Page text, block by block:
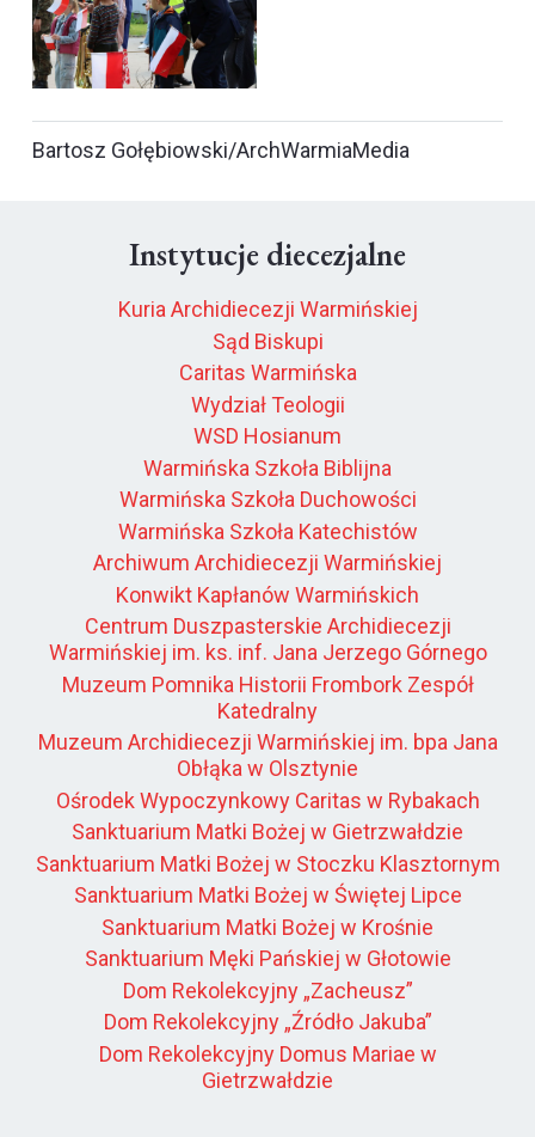
Bartosz Gołębiowski/ArchWarmiaMedia
Instytucje diecezjalne
Kuria Archidiecezji Warmińskiej
Sąd Biskupi
Caritas Warmińska
Wydział Teologii
WSD Hosianum
Warmińska Szkoła Biblijna
Warmińska Szkoła Duchowości
Warmińska Szkoła Katechistów
Archiwum Archidiecezji Warmińskiej
Konwikt Kapłanów Warmińskich
Centrum Duszpasterskie Archidiecezji
Warmińskiej im. ks. inf. Jana Jerzego Górnego
Muzeum Pomnika Historii Frombork Zespół
Katedralny
Muzeum Archidiecezji Warmińskiej im. bpa Jana
Obłąka w Olsztynie
Ośrodek Wypoczynkowy Caritas w Rybakach
Sanktuarium Matki Bożej w Gietrzwałdzie
Sanktuarium Matki Bożej w Stoczku Klasztornym
Sanktuarium Matki Bożej w Świętej Lipce
Sanktuarium Matki Bożej w Krośnie
Sanktuarium Męki Pańskiej w Głotowie
Dom Rekolekcyjny „Zacheusz”
Dom Rekolekcyjny „Źródło Jakuba”
Dom Rekolekcyjny Domus Mariae w
Gietrzwałdzie